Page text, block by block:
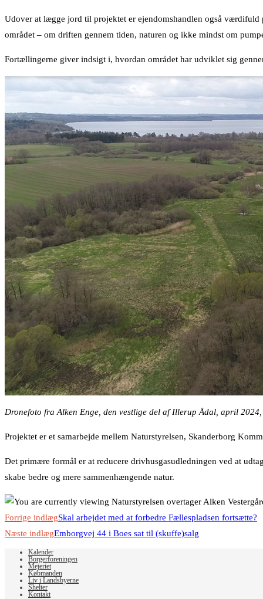
Udover at lægge jord til projektet er ejendomshandlen også værdifuld
området – om driften gennem tiden, naturen og ikke mindst om
Fortællingerne giver indsigt i, hvordan området har udviklet sig
Dronefoto fra Alken Enge, den vestlige del af Illerup Ådal, april
Projektet er et samarbejde mellem Naturstyrelsen, Skanderborg
Det primære formål er at reducere drivhusgasudledningen ved at
skabe bedre og mere sammenhængende natur.
Read
more
articles
Forrige indlægSkal arbejdet med at forbedre Fællespladsen fortsætte?
Næste indlægEmborgvej 44 i Boes sat til (skuffe)salg
Kalender
Borgerforeningen
Mejeriet
Købmanden
Liv i Landsbyerne
Shelter
Kontakt